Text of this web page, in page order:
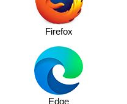
Firefox
Edge